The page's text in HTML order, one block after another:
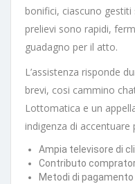
bonifici, ciascuno
prelievi sono rapidi,
guadagno per il atto.
L’assistenza risponde
brevi, cosi cammino
Lottomatica e un
indigenza di accentuare
Ampia televisore di
Contributo
Metodi di